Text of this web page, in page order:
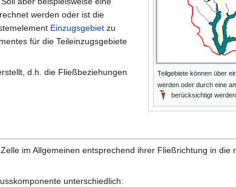
Teilgebiete können über
werden oder durch eine
berücksichtigt werden
werden oder ist die
Einzugsgebiet zu
für die Teileinzugsgebiete
d.h. die Fließbeziehungen
im Allgemeinen entsprechend ihrer Fließrichtung in die
unterschiedlich: